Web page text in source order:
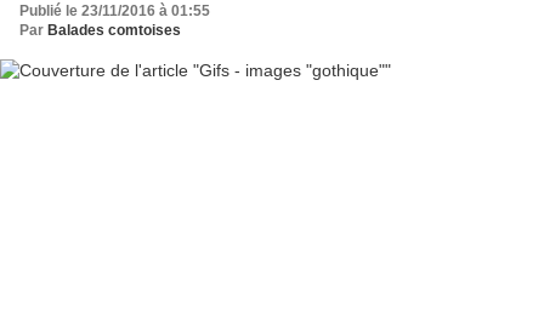
Publié le 23/11/2016 à 01:55
Par Balades comtoises